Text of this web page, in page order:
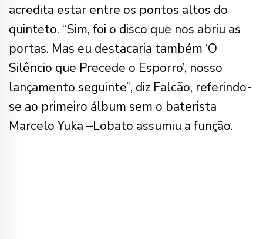
acredita estar entre os pontos altos do
quinteto. “Sim, foi o disco que nos abriu as
portas. Mas eu destacaria também ‘O
Silêncio que Precede o Esporro’, nosso
lançamento seguinte”, diz Falcão, referindo-
se ao primeiro álbum sem o baterista
Marcelo Yuka –Lobato assumiu a função.